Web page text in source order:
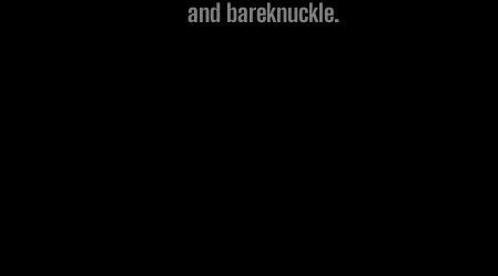
and bareknuckle.